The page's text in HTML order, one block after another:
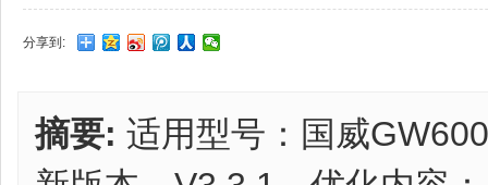
分享到:
摘要: 适用型号：国威